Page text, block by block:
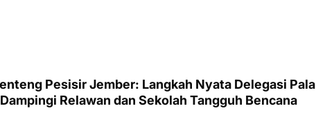
ke Markas PMI Provinsi DKI Jakarta di Gedung PMI Provinsi
Pesisir Jember: Langkah Nyata Delegasi
Relawan dan Sekolah Tangguh Bencana